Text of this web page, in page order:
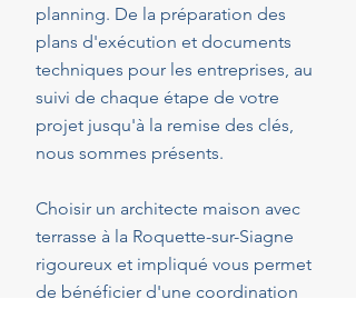
planning. De la préparation des
plans d'exécution et documents
techniques pour les entreprises, au
suivi de chaque étape de votre
projet jusqu'à la remise des clés,
nous sommes présents.
Choisir un architecte maison avec
terrasse à la Roquette-sur-Siagne
rigoureux et impliqué vous permet
de bénéficier d'une coordination